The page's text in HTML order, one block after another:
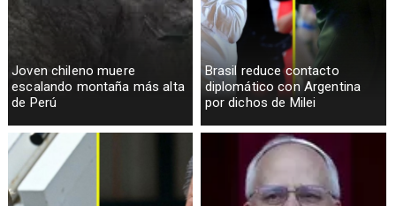
Joven chileno muere
escalando montaña más alta
de Perú
Brasil reduce contacto
diplomático con Argentina
por dichos de Milei